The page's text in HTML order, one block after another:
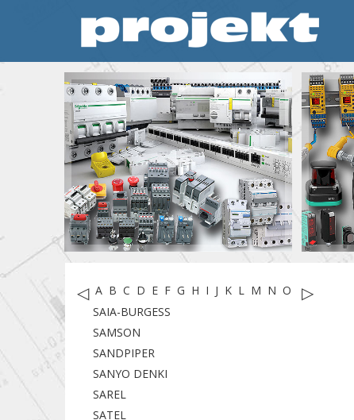
◁ A B C D E F G H I J K L M N O P R
▷
SAIA-BURGESS
SAMSON
SANDPIPER
SANYO DENKI
SAREL
SATEL